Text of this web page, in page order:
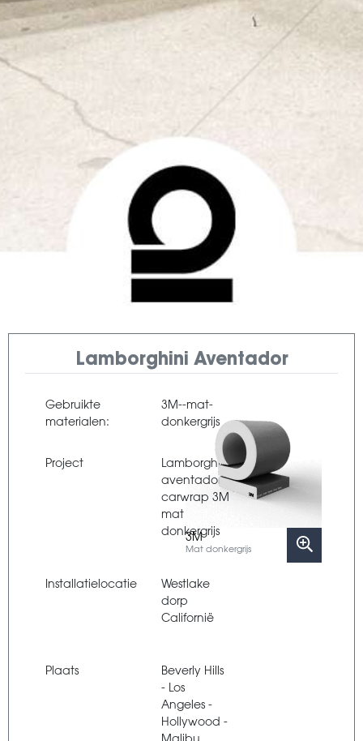
Lamborghini Aventador
Gebruikte
materialen:
3M--mat-
donkergrijs
Project
Lamborghini
aventador
carwrap 3M
mat
donkergrijs
Installatielocatie
Westlake
dorp
Californië
Plaats
Beverly Hills
- Los
Angeles -
Hollywood -
Malibu
3M
Mat donkergrijs